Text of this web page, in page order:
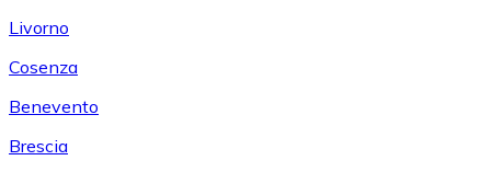
Livorno
Cosenza
Benevento
Brescia